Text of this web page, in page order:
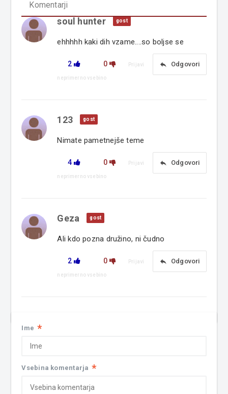
Komentarji
soul hunter gost
ehhhhh kaki dih vzame....so boljse se
2 0 reply Odgovori
Prijavi
neprimerno vsebino
123 gost
Nimate pametnejše teme
4 0 reply Odgovori
Prijavi
neprimerno vsebino
Geza gost
Ali kdo pozna družino, ni čudno
2 0 reply Odgovori
Prijavi
neprimerno vsebino
Ime *
Vsebina komentarja *